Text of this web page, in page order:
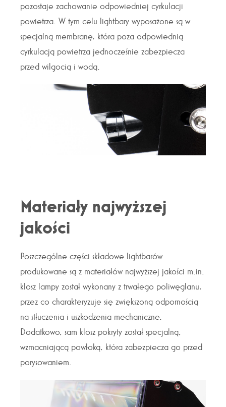
pozostaje zachowanie odpowiedniej cyrkulacji
powietrza. W tym celu lightbary wyposażone są w
specjalną membranę, która poza odpowiednią
cyrkulacją powietrza jednocześnie zabezpiecza
przed wilgocią i wodą.
Materiały najwyższej
jakości
Poszczególne części składowe lightbarów
produkowane są z materiałów najwyższej jakości m.in.
klosz lampy został wykonany z trwałego poliwęglanu,
przez co charakteryzuje się zwiększoną odpornością
na stłuczenia i uszkodzenia mechaniczne.
Dodatkowo, sam klosz pokryty został specjalną,
wzmacniającą powłoką, która zabezpiecza go przed
porysowaniem.